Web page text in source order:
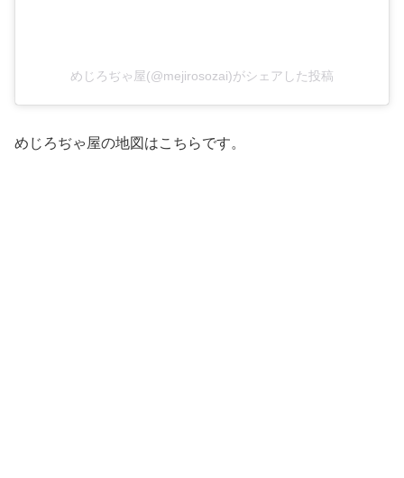
めじろぢゃ屋(@mejirosozai)がシェアした投稿
めじろぢゃ屋の地図はこちらです。